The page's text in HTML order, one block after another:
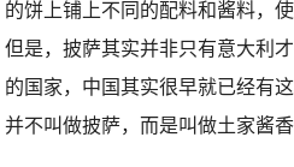
的饼上铺上不同的配料和酱料，
但是，披萨其实并非只有意大利
的国家，中国其实很早就已经有
并不叫做披萨，而是叫做土家酱香